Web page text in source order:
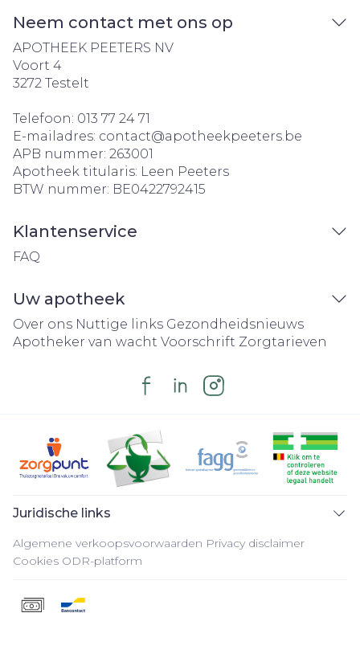
Neem contact met ons op
APOTHEEK PEETERS NV
Voort 4
3272 Testelt
Telefoon: 013 77 24 71
E-mailadres: contact@apotheekpeeters.be
APB nummer: 263001
Apotheek titularis: Leen Peeters
BTW nummer: BE0422792415
Klantenservice
FAQ
Uw apotheek
Over ons Nuttige links Gezondheidsnieuws
Apotheker van wacht Voorschrift Zorgtarieven
Juridische links
Algemene verkoopsvoorwaarden Privacy disclaimer
Cookies ODR-platform